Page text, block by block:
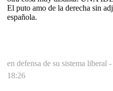
El puto amo de la derecha sin
española.
en defensa de su sistema liberal -
18:26